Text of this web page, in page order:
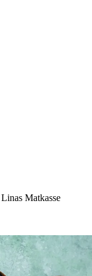
Matkasse